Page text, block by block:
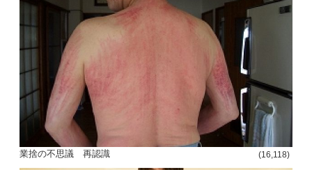
業捨の不思議 再認識 (16,118)